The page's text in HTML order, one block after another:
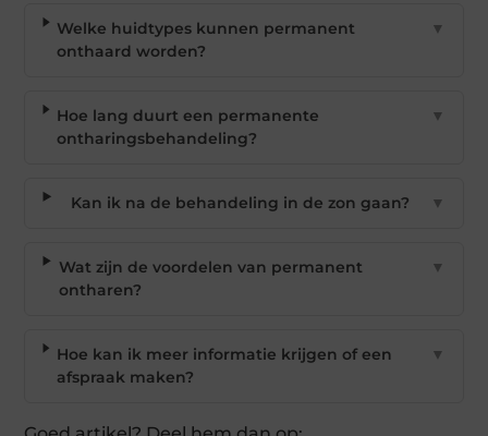
Welke huidtypes kunnen permanent
onthaard worden?
▼
Hoe lang duurt een permanente
ontharingsbehandeling?
▼
Kan ik na de behandeling in de zon gaan? ▼
Wat zijn de voordelen van permanent
ontharen?
▼
Hoe kan ik meer informatie krijgen of een
afspraak maken?
▼